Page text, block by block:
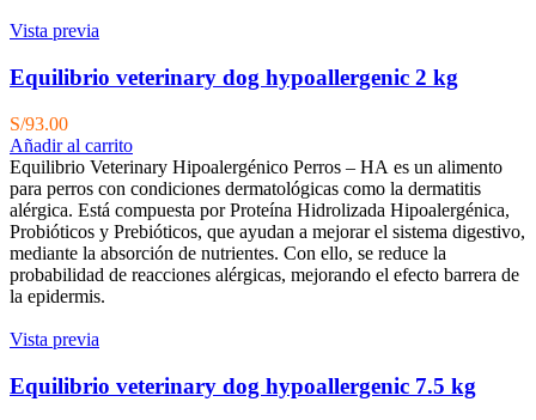
Vista previa
Equilibrio veterinary dog hypoallergenic 2 kg
S/93.00
Añadir al carrito
Equilibrio Veterinary Hipoalergénico Perros – HA es un alimento
para perros con condiciones dermatológicas como la dermatitis
alérgica. Está compuesta por Proteína Hidrolizada Hipoalergénica,
Probióticos y Prebióticos, que ayudan a mejorar el sistema digestivo,
mediante la absorción de nutrientes. Con ello, se reduce la
probabilidad de reacciones alérgicas, mejorando el efecto barrera de
la epidermis.
Vista previa
Equilibrio veterinary dog hypoallergenic 7.5 kg